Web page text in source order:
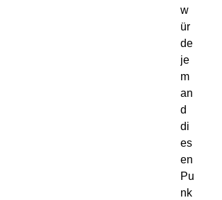
w
ür
de
je
m
an
d
di
es
en
Pu
nk